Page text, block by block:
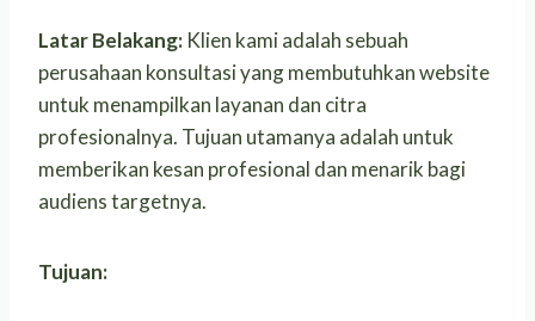
Latar Belakang: Klien kami adalah sebuah
perusahaan konsultasi yang membutuhkan website
untuk menampilkan layanan dan citra
profesionalnya. Tujuan utamanya adalah untuk
memberikan kesan profesional dan menarik bagi
audiens targetnya.
Tujuan: